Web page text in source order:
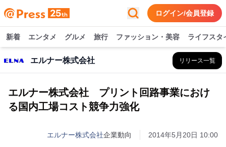
ログイン/会員登録
新着 エンタメ グルメ 旅行 ファッション・美容 ライフスタ
エルナー株式会社 リリース一覧
エルナー株式会社 プリント回路事業におけ
る国内工場コスト競争力強化
エルナー株式会社企業動向 2014年5月20日 10:00